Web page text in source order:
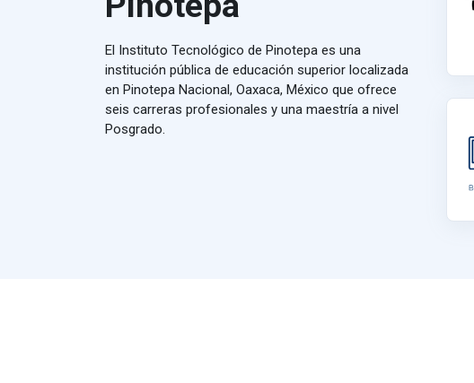
El Instituto Tecnológico de Pinotepa es una
institución pública de educación superior localizada
en Pinotepa Nacional, Oaxaca, México que ofrece
seis carreras profesionales y una maestría a nivel
Posgrado.